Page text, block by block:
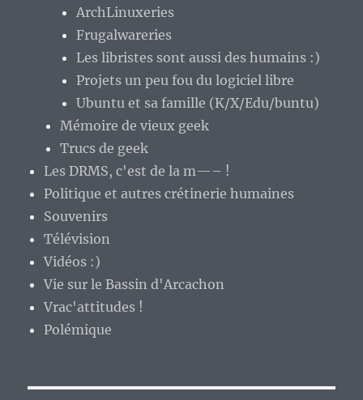
ArchLinuxeries
Frugalwareries
Les libristes sont aussi des humains :)
Projets un peu fou du logiciel libre
Ubuntu et sa famille (K/X/Edu/buntu)
Mémoire de vieux geek
Trucs de geek
Les DRMS, c'est de la m—– !
Politique et autres crétinerie humaines
Souvenirs
Télévision
Vidéos :)
Vie sur le Bassin d'Arcachon
Vrac'attitudes !
Polémique